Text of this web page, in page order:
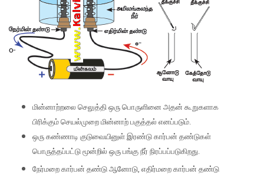
மின்னாற்றலை செலுத்தி ஒரு பொருளினை அதன் கூறுகளாக
பிரிக்கும் செயல்முறை மின்னாற் பகுத்தல் எனப்படும்.
ஒரு கண்ணாடி குடுவையினுள் இரண்டு கார்பன் தண்டுகள்
பொருத்தப்பட்டு மூன்றில் ஒரு பங்கு நீர் நிரப்பப்படுகிறது.
நேர்மறை கார்பன் தண்டு ஆனோடு எதிர்மறை கார்பன் தண்டு